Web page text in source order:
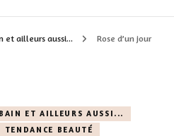
et ailleurs aussi... Rose d’un jour
ET AILLEURS AUSSI...
TENDANCE BEAUTÉ